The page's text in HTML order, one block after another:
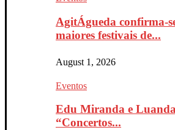
AgitÁgueda confirma-
maiores festivais de...
August 1, 2026
Eventos
Edu Miranda e
“Concertos...